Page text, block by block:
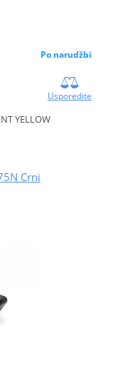
Po narudžbi
Usporedite
YELLOW
Crni